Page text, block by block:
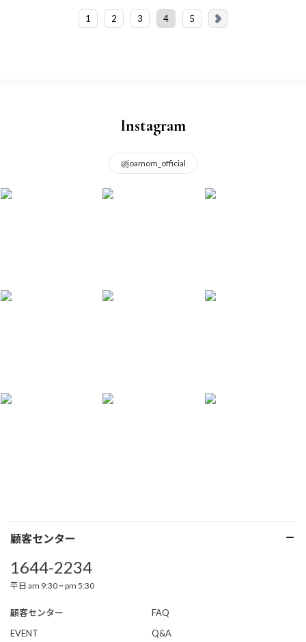
1 2 3 4 5
Instagram
@joamom_official
顧客センター
1644-2234
平日 am 9:30 ~ pm 5:30
顧客センター
FAQ
EVENT
Q&A